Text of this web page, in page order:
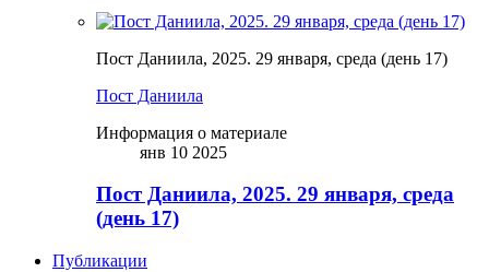
Пост Даниила, 2025. 29 января, среда (день 17)
Пост Даниила
Информация о материале
янв 10 2025
Пост Даниила, 2025. 29 января, среда
(день 17)
Публикации